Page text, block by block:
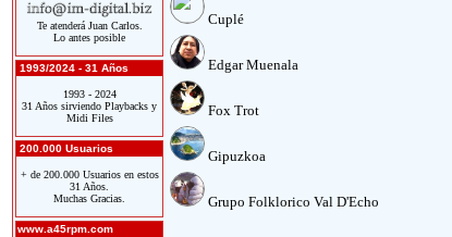
Te atenderá Juan Carlos.
Lo antes posible
1993/2024 - 31 Años
1993 - 2024
31 Años sirviendo Playbacks y
Midi Files
200.000 Usuarios
+ de 200.000 Usuarios en estos
31 Años.
Muchas Gracias.
www.a45rpm.com
Cuplé
Edgar Muenala
Fox Trot
Gipuzkoa
Grupo Folklorico Val D'Echo